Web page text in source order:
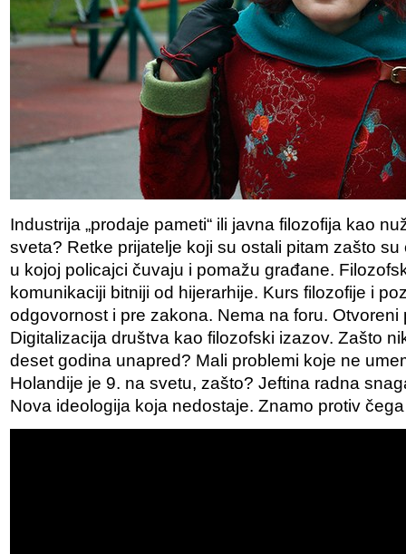
Industrija „prodaje pameti“ ili javna filozofija kao
sveta? Retke prijatelje koji su ostali pitam zašto
u kojoj policajci čuvaju i pomažu građane.
komunikaciji bitniji od hijerarhije. Kurs filozofije i
odgovornost i pre zakona. Nema na foru. Otvoreni
Digitalizacija društva kao filozofski izazov. Zašto
deset godina unapred? Mali problemi koje ne
Holandije je 9. na svetu, zašto? Jeftina radna
Nova ideologija koja nedostaje. Znamo protiv